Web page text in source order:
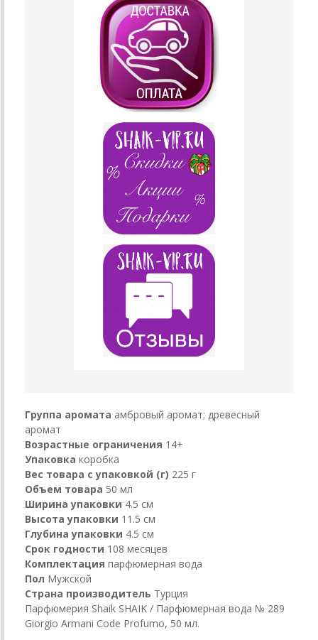
Группа аромата амбровый аромат; древесный
аромат
Возрастные ограничения 14+
Упаковка коробка
Вес товара с упаковкой (г) 225 г
Объем товара 50 мл
Ширина упаковки 4.5 см
Высота упаковки 11.5 см
Глубина упаковки 4.5 см
Срок годности 108 месяцев
Комплектация парфюмерная вода
Пол Мужской
Страна производитель Турция
Парфюмерия Shaik SHAIK / Парфюмерная вода № 289
Giorgio Armani Code Profumo, 50 мл.